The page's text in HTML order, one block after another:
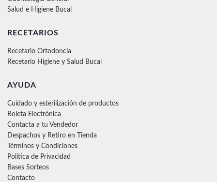
Salud e Higiene Bucal
RECETARIOS
Recetario Ortodoncia
Recetario Higiene y Salud Bucal
AYUDA
Cuidado y esterilización de productos
Boleta Electrónica
Contacta a tu Vendedor
Despachos y Retiro en Tienda
Términos y Condiciones
Política de Privacidad
Bases Sorteos
Contacto